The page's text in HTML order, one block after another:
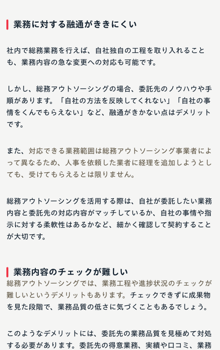
業務に対する融通がききにくい
社内で総務業務を行えば、自社独自の工程を取り入れること
も、業務内容の急な変更への対応も可能です。
しかし、総務アウトソーシングの場合、委託先のノウハウや手
順があります。「自社の方法を反映してくれない」「自社の事
情をくんでもらえない」など、融通がきかない点はデメリット
です。
また、 対応できる業務範囲は総務アウトソーシング事業者によ
って異なるため、人事を依頼した業者に経理を追加しようとし
ても、受けてもらえるとは限りません。
総務アウトソーシングを活用する際は、自社が委託したい業務
内容と委託先の対応内容がマッチしているか、自社の事情や指
示に対する柔軟性はあるかなど、細かく確認して契約すること
が大切です。
業務内容のチェックが難しい
総務アウトソーシングでは、業務工程や進捗状況のチェックが
難しいというデメリットもあります。 チェックできずに成果物
を見た段階で、業務品質の低さに気づくこともあるでしょう。
このようなデメリットには、委託先の業務品質を見極めて対処
する必要があります。委託先の得意業務、実績や口コミ、業務